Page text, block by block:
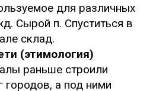
для различных
Сырой п. Спуститься в
склад.
(этимология)
раньше строили
городов, а под ними